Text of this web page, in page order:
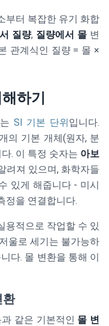
부터 복잡한 유기 화합
질량, 질량에서 몰 변
관계식인 질량 = 몰 ×
하기
SI 기본 단위입니다.
의 기본 개체(원자, 분
. 이 특정 숫자는 아보
려져 있으며, 화학자들
있게 해줍니다 - 미시
정을 연결합니다.
용적으로 작업할 수 있
울로 세기는 불가능하
다. 몰 변환을 통해 이
환
같은 기본적인 몰 변